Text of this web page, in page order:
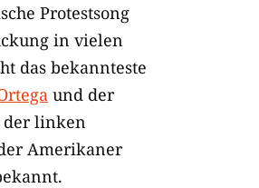
Protestsong
in vielen
das bekannteste
und der
der linken
Amerikaner